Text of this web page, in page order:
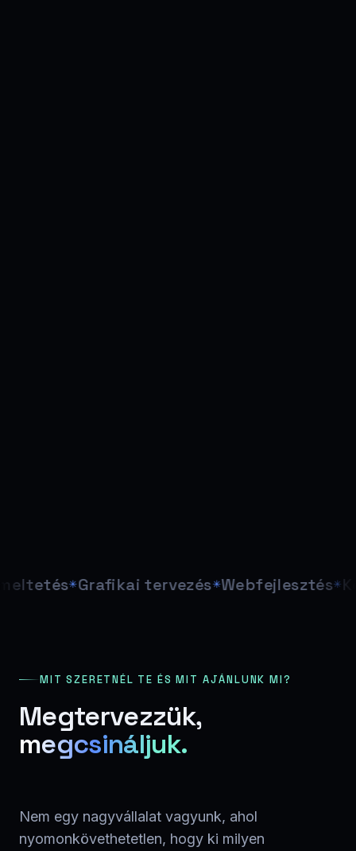
Grafikai tervezés Webfejlesztés
MIT SZERETNÉL TE ÉS MIT AJÁNLUNK MI?
Megtervezzük,
megcsináljuk.
Nem egy nagyvállalat vagyunk, ahol
nyomonkövethetetlen, hogy ki milyen